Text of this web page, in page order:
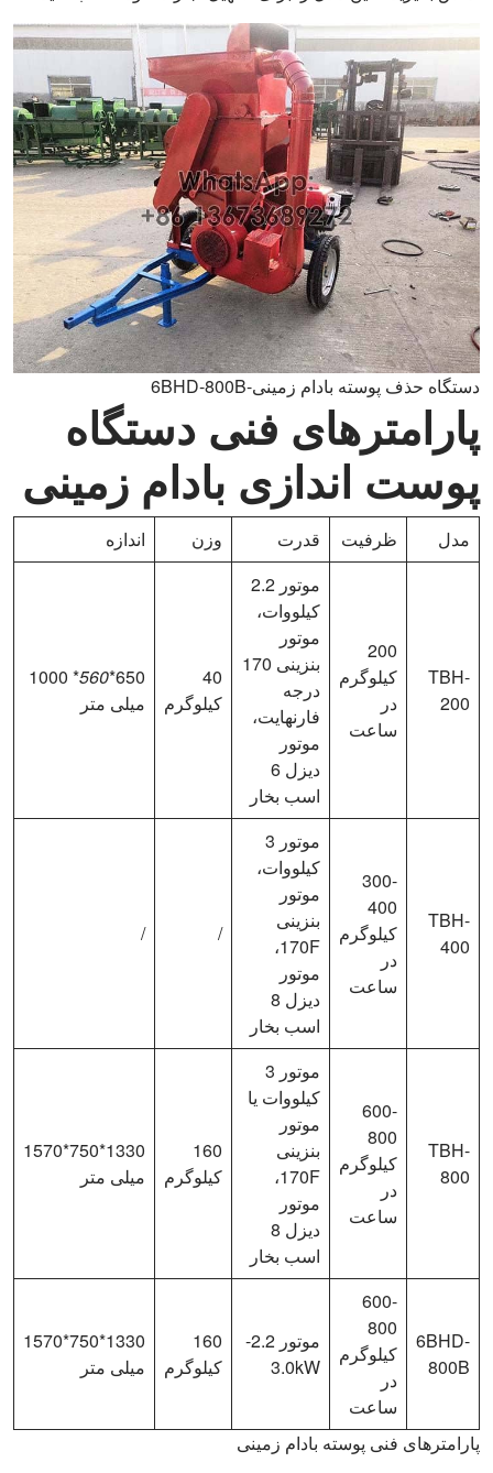
دستگاه حذف پوسته بادام زمینی-6BHD-800B
پارامترهای فنی دستگاه
پوست اندازی بادام زمینی
مدل ظرفیت قدرت وزن اندازه
TBH-
200
200
کیلوگرم
در
ساعت
موتور 2.2
کیلووات،
موتور
بنزینی 170
درجه
فارنهایت،
موتور
دیزل 6
اسب بخار
40
کیلوگرم
650*
560
* 1000
میلی متر
TBH-
400
300-
400
کیلوگرم
در
ساعت
موتور 3
کیلووات،
موتور
بنزینی
170F، ​​
موتور
دیزل 8
اسب بخار
/
/
TBH-
800
600-
800
کیلوگرم
در
ساعت
موتور 3
کیلووات یا
موتور
بنزینی
170F، ​​
موتور
دیزل 8
اسب بخار
160
کیلوگرم
1330*750*1570
میلی متر
6BHD-
800B
600-
800
کیلوگرم
در
ساعت
موتور 2.2-
3.0kW
160
کیلوگرم
1330*750*1570
میلی متر
پارامترهای فنی پوسته بادام زمینی